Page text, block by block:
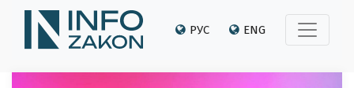
РУС ENG